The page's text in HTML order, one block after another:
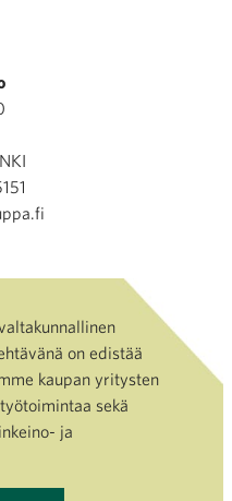
on edistää
kaupan yritysten
sekä
ja